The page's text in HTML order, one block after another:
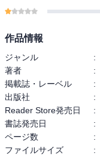
作品情報
ジャンル :
著者
:
掲載誌・レーベル
:
出版社
:
Reader Store発売日
:
書誌発売日
:
ページ数
:
ファイルサイズ
: